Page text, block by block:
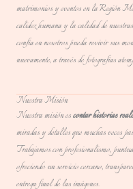
matrimonios y eventos en la Región
calidez humana y la calidad de
confía en nosotros pueda revivir sus
nuevamente, a través de fotografías
Nuestra Misión
Nuestra misión escontar historias
miradas y detalles que muchas veces
Trabajamos con profesionalismo,
ofreciendo un servicio cercano,
entrega final de las imágenes.